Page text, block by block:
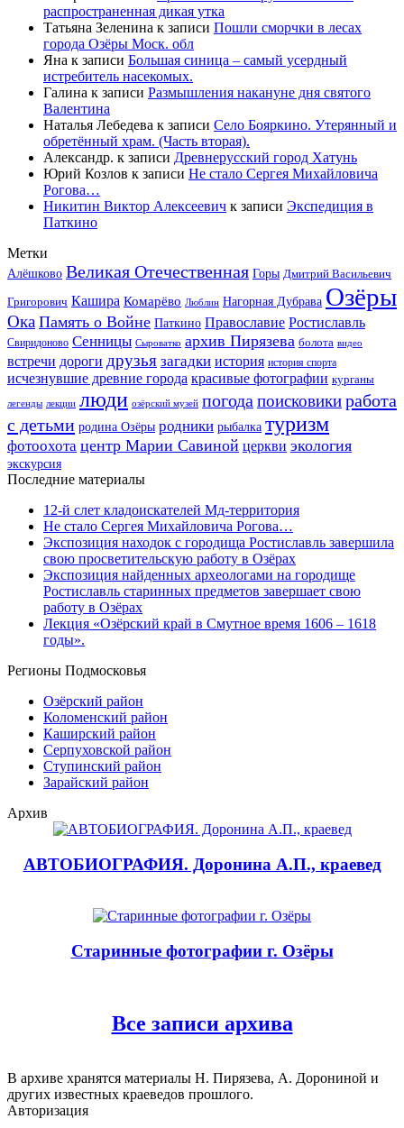
распространенная дикая утка
Татьяна Зеленина к записи Пошли сморчки в лесах
города Озёры Моск. обл
Яна к записи Большая синица – самый усердный
истребитель насекомых.
Галина к записи Размышления накануне дня святого
Валентина
Наталья Лебедева к записи Село Бояркино. Утерянный и
обретённый храм. (Часть вторая).
Александр. к записи Древнерусский город Хатунь
Юрий Козлов к записи Не стало Сергея Михайловича
Рогова…
Никитин Виктор Алексеевич к записи Экспедиция в
Паткино
Метки
Алёшково Великая Отечественная Горы Дмитрий Васильевич
Григорович Кашира Комарёво Люблин Нагорная Дубрава Озёры
Ока Память о Войне Паткино Православие Ростиславль
Свиридоново Сенницы Сыроватко архив Пирязева болота видео
встречи дороги друзья загадки история история спорта
исчезнувшие древние города красивые фотографии курганы
легенды лекции люди озёрский музей погодапоисковикиработа
с детьми родина Озёры родники рыбалка туризм
фотоохота центр Марии Савиной церкви экология
экскурсия
Последние материалы
12-й слет кладоискателей Мд-территория
Не стало Сергея Михайловича Рогова…
Экспозиция находок с городища Ростиславль завершила
свою просветительскую работу в Озёрах
Экспозиция найденных археологами на городище
Ростиславль старинных предметов завершает свою
работу в Озёрах
Лекция «Озёрский край в Смутное время 1606 – 1618
годы».
Регионы Подмосковья
Озёрский район
Коломенский район
Каширский район
Серпуховской район
Ступинский район
Зарайский район
Архив
АВТОБИОГРАФИЯ. Доронина А.П., краевед
Старинные фотографии г. Озёры
Все записи архива
В архиве хранятся материалы Н. Пирязева, А. Дорониной и
других известных краеведов прошлого.
Авторизация